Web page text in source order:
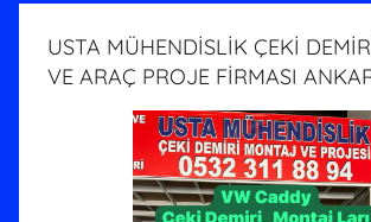
USTA MÜHENDİSLİK ÇEKİ
VE ARAÇ PROJE FİRMASI